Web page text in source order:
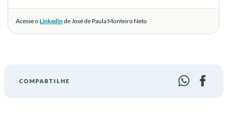
Acesse oLinkedinde José de Paula Monteiro Neto
COMPARTILHE